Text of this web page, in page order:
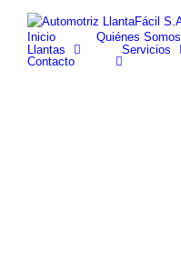
content
facebook
youtube
Inicio
Quiénes Somos
Llantas
Servicios
Contacto